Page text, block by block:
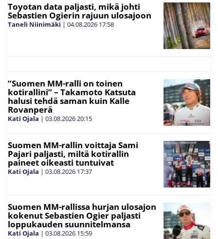
Toyotan data paljasti, mikä johti
Sebastien Ogierin rajuun ulosajoon
Taneli Niinimäki | 04.08.2026 17:58
”Suomen MM-ralli on toinen
kotirallini” – Takamoto Katsuta
halusi tehdä saman kuin Kalle
Rovanperä
Kati Ojala | 03.08.202620:15
Suomen MM-rallin voittaja Sami
Pajari paljasti, miltä kotirallin
paineet oikeasti tuntuivat
Kati Ojala | 03.08.2026 17:37
Suomen MM-rallissa hurjan ulosajon
kokenut Sebastien Ogier paljasti
loppukauden suunnitelmansa
Kati Ojala | 03.08.2026 15:59